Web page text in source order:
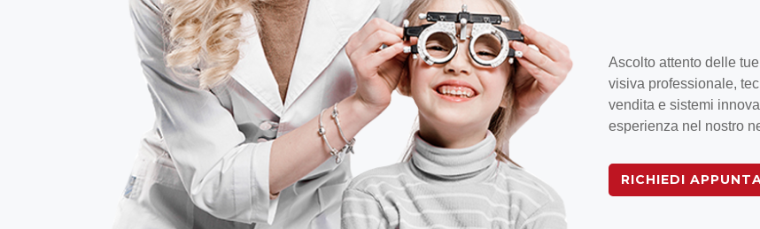
Ascolto attento delle
visiva professionale,
vendita e sistemi
esperienza nel nostro
RICHIEDI